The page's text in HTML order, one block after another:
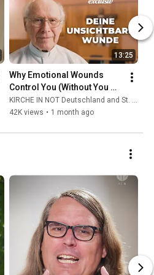
13:25
Why Emotional Wounds
Control You (Without You
Realizing It) | Father Hans
Buob
KIRCHE IN NOT Deutschland and St. Ulrich Hochaltingen
42K views • 1 month ago